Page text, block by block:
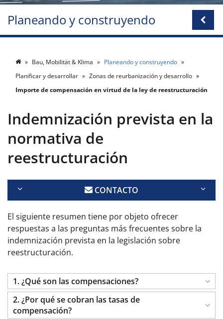
Planeando y construyendo
Bau, Mobilität & Klima
Planeando y construyendo
Planificar y desarrollar
Zonas de reurbanización y desarrollo
Importe de compensación en virtud de la ley de reestructuración
Indemnización prevista en la
normativa de
reestructuración
CONTACTO
El siguiente resumen tiene por objeto ofrecer
respuestas a las preguntas más frecuentes sobre la
indemnización prevista en la legislación sobre
reestructuración.
1. ¿Qué son las compensaciones?
2. ¿Por qué se cobran las tasas de
compensación?